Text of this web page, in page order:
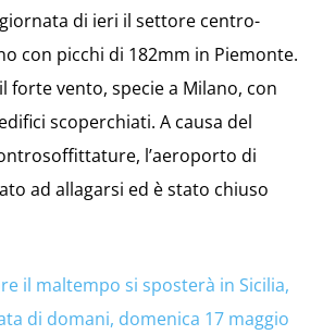
di ieri il settore centro-
con picchi di 182mm in Piemonte.
forte vento, specie a Milano, con
scoperchiati. A causa del
l’aeroporto di
ad allagarsi ed è stato chiuso
il maltempo si sposterà in Sicilia,
di domani, domenica 17 maggio